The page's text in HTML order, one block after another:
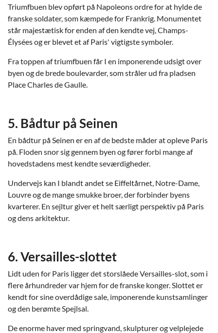
Triumfbuen blev opført på Napoleons ordre for at hylde de
franske soldater, som kæmpede for Frankrig. Monumentet
står majestætisk for enden af den kendte vej, Champs-
Élysées og er blevet et af Paris' vigtigste symboler.
Fra toppen af triumfbuen får I en imponerende udsigt over
byen og de brede boulevarder, som stråler ud fra pladsen
Place Charles de Gaulle.
5. Bådtur på Seinen
En bådtur på Seinen er en af de bedste måder at opleve Paris
på. Floden snor sig gennem byen og fører forbi mange af
hovedstadens mest kendte seværdigheder.
Undervejs kan I blandt andet se Eiffeltårnet, Notre-Dame,
Louvre og de mange smukke broer, der forbinder byens
kvarterer. En sejltur giver et helt særligt perspektiv på Paris
og dens arkitektur.
6. Versailles-slottet
Lidt uden for Paris ligger det storslåede Versailles-slot, som i
flere århundreder var hjem for de franske konger. Slottet er
kendt for sine overdådige sale, imponerende kunstsamlinger
og den berømte Spejlsal.
De enorme haver med springvand, skulpturer og velplejede